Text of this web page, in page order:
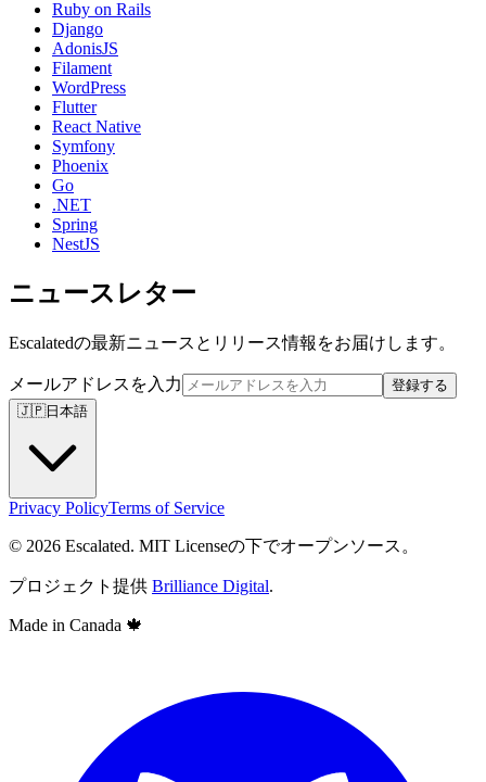
Ruby on Rails
Django
AdonisJS
Filament
WordPress
Flutter
React Native
Symfony
Phoenix
Go
.NET
Spring
NestJS
ニュースレター
Escalatedの最新ニュースとリリース情報をお届けします。
メールアドレスを入力
登録する
🇯🇵日本語
Privacy PolicyTerms of Service
© 2026 Escalated. MIT Licenseの下でオープンソース。
プロジェクト提供 Brilliance Digital.
Made in Canada 🍁